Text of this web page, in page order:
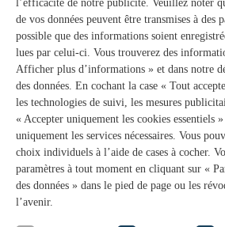
Pose de chape
Primaires et préparation de
Enduits de ragréage pour sols
Étanchéités
Mortiers-colles carrelage
Mortiers de jointoiement
Étanchéités pour joints
Colles d’assemblage
Pose de pierres naturelles
Colles pour revêtements de
Enduits de ragréage muraux
Accessoires
PANDOMO®
l’efficacité de notre publicité. Veuillez noter
de vos données peuvent être transmises à des
possible que des informations soient
lues par celui-ci. Vous trouverez des
Afficher plus d’informations » et dans notre
des données. En cochant la case « Tout
les technologies de suivi, les mesures
« Accepter uniquement les cookies essentiels
uniquement les services nécessaires. Vous
choix individuels à l’aide de cases à cocher.
paramètres à tout moment en cliquant sur «
des données » dans le pied de page ou les
l’avenir.